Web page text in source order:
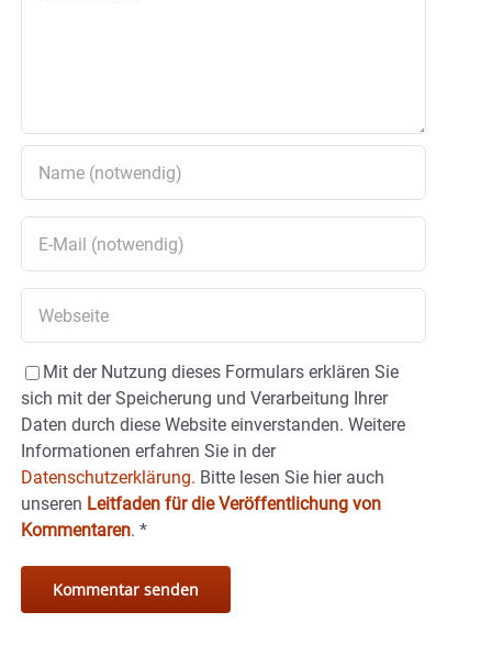
Mit der Nutzung dieses Formulars erklären Sie
sich mit der Speicherung und Verarbeitung Ihrer
Daten durch diese Website einverstanden. Weitere
Informationen erfahren Sie in der
Datenschutzerklärung. Bitte lesen Sie hier auch
unseren Leitfaden für die Veröffentlichung von
Kommentaren. *